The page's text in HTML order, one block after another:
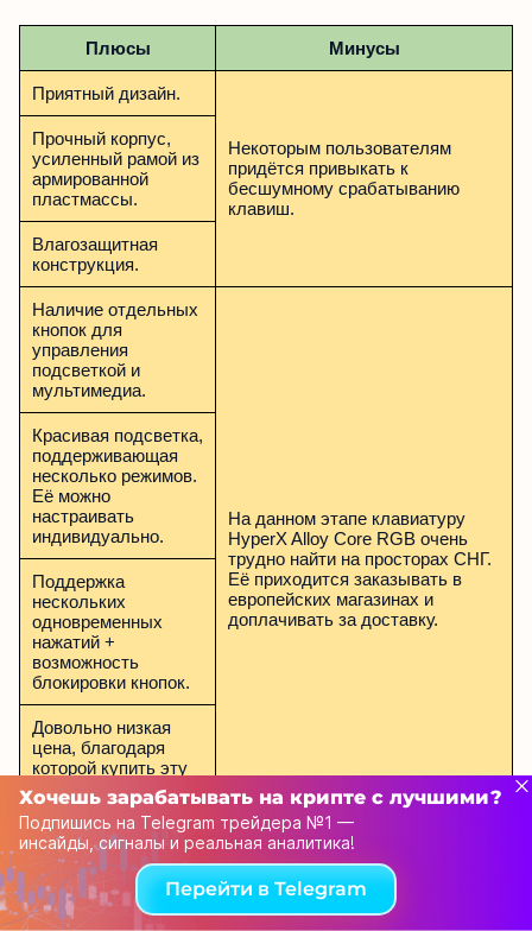
Плюсы Минусы
Приятный дизайн.
Некоторым пользователям
придётся привыкать к
бесшумному срабатыванию
клавиш.
Прочный корпус,
усиленный рамой из
армированной
пластмассы.
Влагозащитная
конструкция.
Наличие отдельных
кнопок для
управления
подсветкой и
мультимедиа.
На данном этапе клавиатуру
HyperX Alloy Core RGB очень
трудно найти на просторах СНГ.
Её приходится заказывать в
европейских магазинах и
доплачивать за доставку.
Красивая подсветка,
поддерживающая
несколько режимов.
Её можно
настраивать
индивидуально.
Поддержка
нескольких
одновременных
нажатий +
возможность
блокировки кнопок.
Довольно низкая
цена, благодаря
которой купить эту
игровую клавиатуру
сможет практически
любой желающий.
Цена HyperX Alloy Core RGB в России и Украине
— порядка 60 евро без учета доставки.
Хочешь зарабатывать на крипте с лучшими?
Подпишись на Telegram трейдера №1 —
инсайды, сигналы и реальная аналитика!
Перейти в Telegram